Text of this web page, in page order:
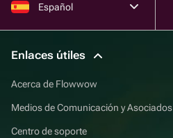
Español
Enlaces útiles
Acerca de Flowwow
Medios de Comunicación y Asociados
Centro de soporte